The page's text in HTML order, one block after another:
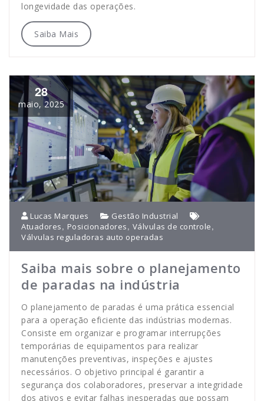
longevidade das operações.
Saiba Mais
28
maio, 2025
Lucas Marques
Gestão Industrial
Atuadores, Posicionadores, Válvulas de controle,
Válvulas reguladoras auto operadas
Saiba mais sobre o planejamento
de paradas na indústria
O planejamento de paradas é uma prática essencial
para a operação eficiente das indústrias modernas.
Consiste em organizar e programar interrupções
temporárias de equipamentos para realizar
manutenções preventivas, inspeções e ajustes
necessários. O objetivo principal é garantir a
segurança dos colaboradores, preservar a integridade
dos ativos e evitar falhas inesperadas que possam